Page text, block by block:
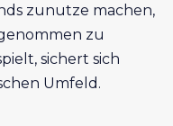
zunutze machen,
zu
sichert sich
Umfeld.